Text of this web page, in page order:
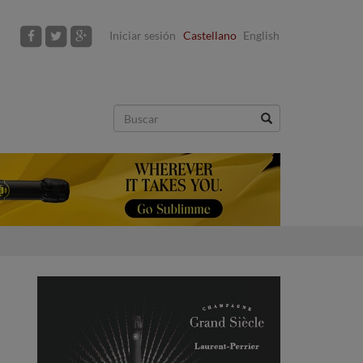
Iniciar sesión Castellano English